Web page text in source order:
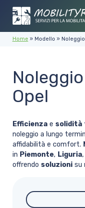
Home » Modello »
Opel
Efficienzae solidità
noleggio a lungo
affidabilità e comfort.
in Piemonte, Liguria,
offrendo soluzionisu